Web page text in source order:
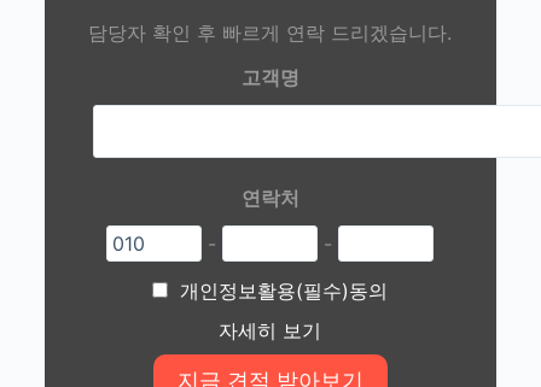
담당자 확인 후 빠르게 연락 드리겠습니다.
고객명
연락처
-
-
개인정보활용(필수)동의
자세히 보기